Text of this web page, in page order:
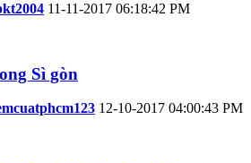
11-11-2017 06:18:42 PM
Sì gòn
12-10-2017 04:00:43 PM